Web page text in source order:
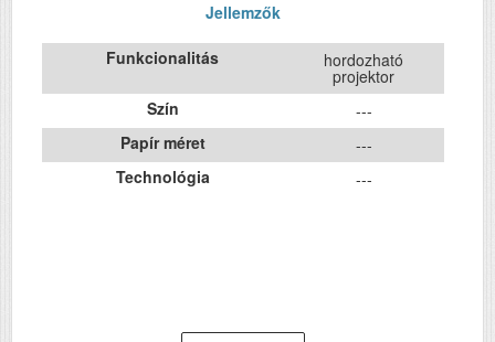
Jellemzők
Funkcionalitás hordozható
projektor
Szín
---
Papír méret
---
Technológia
---